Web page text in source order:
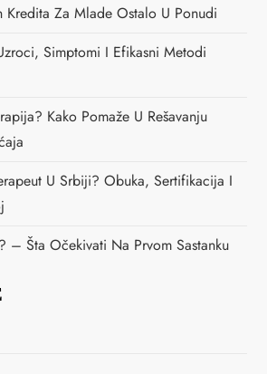
Kredita Za Mlade Ostalo U Ponudi
Simptomi I Efikasni Metodi
Kako Pomaže U Rešavanju
U Srbiji? Obuka, Sertifikacija I
– Šta Očekivati Na Prvom Sastanku